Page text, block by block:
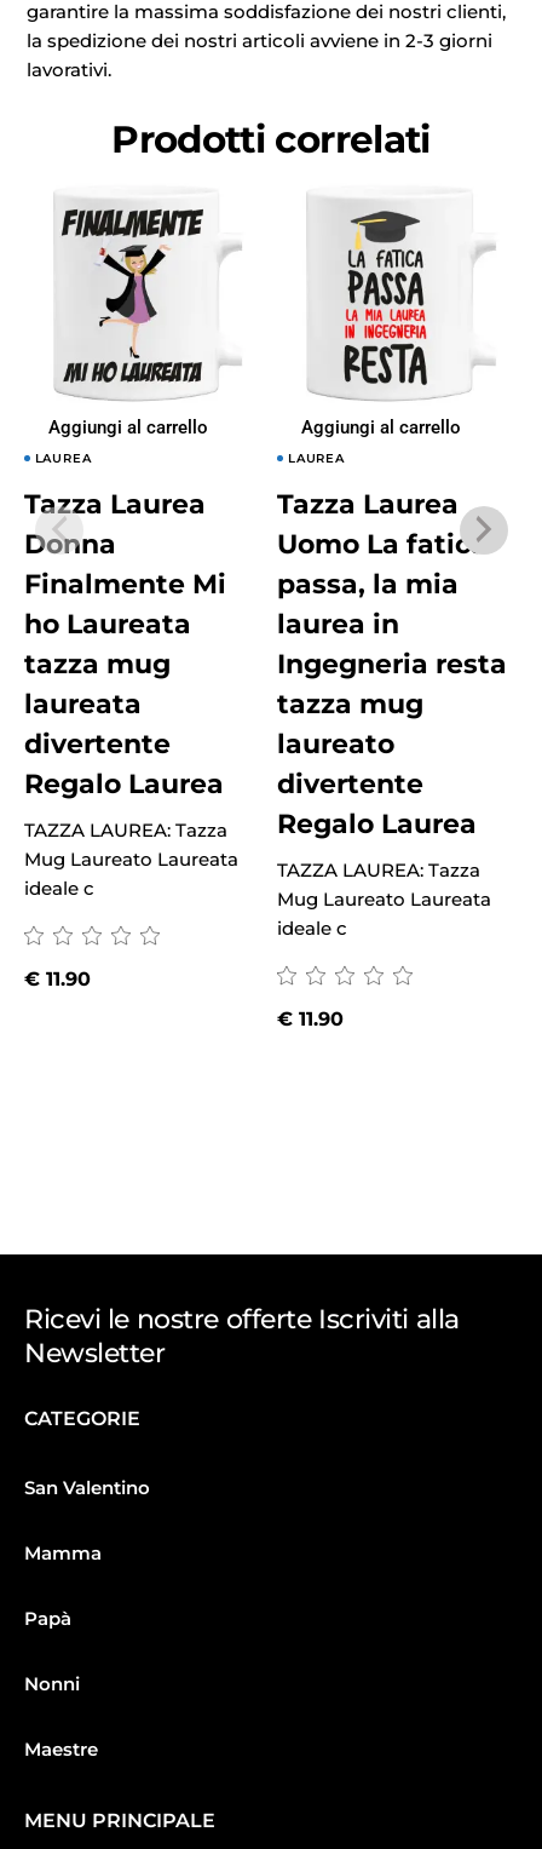
garantire la massima soddisfazione dei nostri clienti,
la spedizione dei nostri articoli avviene in 2-3 giorni
lavorativi.
Prodotti correlati
Aggiungi al carrello
LAUREA
Tazza Laurea
Donna
Finalmente Mi
ho Laureata
tazza mug
laureata
divertente
Regalo Laurea
TAZZA LAUREA: Tazza
Mug Laureato Laureata
ideale c
€11.90
Aggiungi al carrello
LAUREA
Tazza Laurea
Uomo La fatica
passa, la mia
laurea in
Ingegneria resta
tazza mug
laureato
divertente
Regalo Laurea
TAZZA LAUREA: Tazza
Mug Laureato Laureata
ideale c
€ 11.90
Ricevi le nostre offerte Iscriviti alla
Newsletter
CATEGORIE
San Valentino
Mamma
Papà
Nonni
Maestre
MENU PRINCIPALE